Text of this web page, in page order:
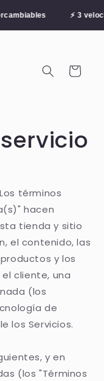
⚡ 3 velocidades
Carrito
términos
hacen
tienda y sitio
el contenido, las
y los
cliente, una
(los
de
los Servicios.
y en
(los "Términos